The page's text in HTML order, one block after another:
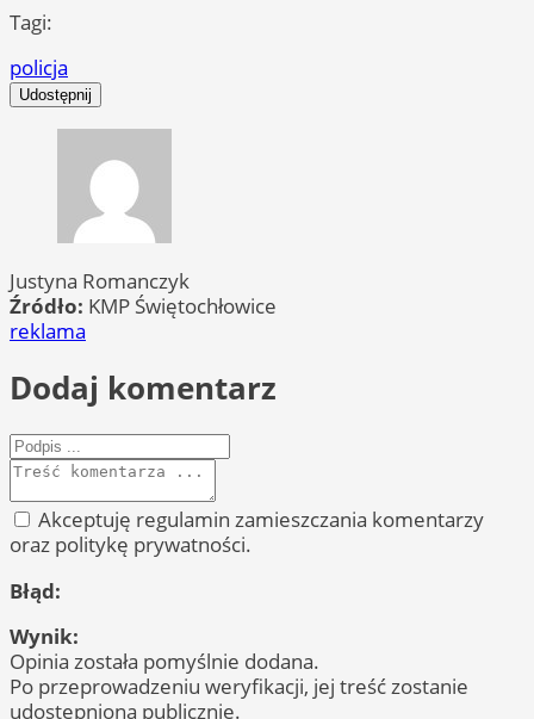
Tagi:
policja
Udostępnij
Justyna Romanczyk
Źródło: KMP Świętochłowice
reklama
Dodaj komentarz
Akceptuję regulamin zamieszczania komentarzy
oraz politykę prywatności.
Błąd:
Wynik:
Opinia została pomyślnie dodana.
Po przeprowadzeniu weryfikacji, jej treść zostanie
udostępniona publicznie.